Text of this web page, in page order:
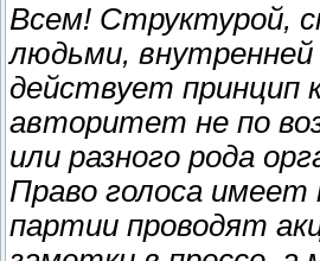
Всем! Структурой,
людьми, внутренней
действует принцип
авторитет не по
или разного рода
Право голоса
партии проводят